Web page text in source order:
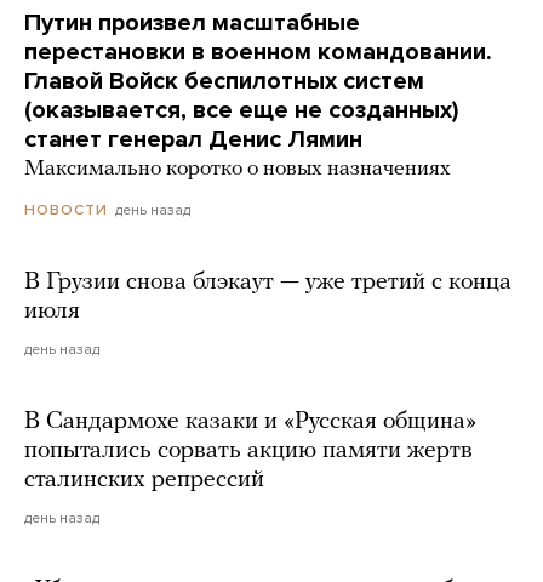
Путин произвел масштабные
перестановки в военном командовании.
Главой Войск беспилотных систем
(оказывается, все еще не созданных)
станет генерал Денис Лямин
Максимально коротко о новых назначениях
НОВОСТИ день назад
В Грузии снова блэкаут — уже третий с конца
июля
день назад
В Сандармохе казаки и «Русская община»
попытались сорвать акцию памяти жертв
сталинских репрессий
день назад